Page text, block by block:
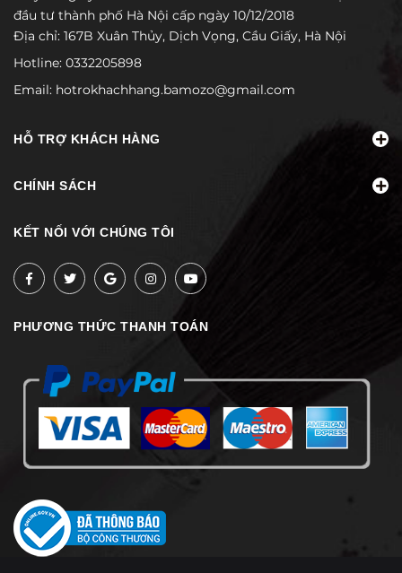
đầu tư thành phố Hà Nội cấp ngày 10/12/2018
Địa chỉ: 167B Xuân Thủy, Dịch Vọng, Cầu Giấy, Hà Nội
Hotline: 0332205898
Email: hotrokhachhang.bamozo@gmail.com
HỖ TRỢ KHÁCH HÀNG
CHÍNH SÁCH
KẾT NỐI VỚI CHÚNG TÔI
PHƯƠNG THỨC THANH TOÁN